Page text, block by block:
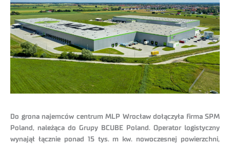
Do grona najemców centrum MLP Wrocław dołączyła firma SPM
Poland, należąca do Grupy BCUBE Poland. Operator logistyczny
wynajął łącznie ponad 15 tys. m kw. nowoczesnej powierzchni,